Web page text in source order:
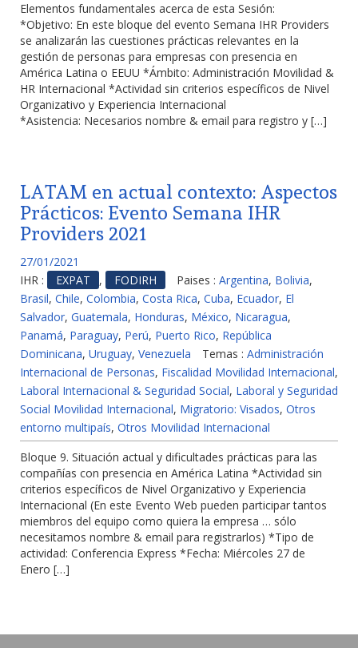
Elementos fundamentales acerca de esta Sesión:
*Objetivo: En este bloque del evento Semana IHR Providers
se analizarán las cuestiones prácticas relevantes en la
gestión de personas para empresas con presencia en
América Latina o EEUU *Ámbito: Administración Movilidad &
HR Internacional *Actividad sin criterios específicos de Nivel
Organizativo y Experiencia Internacional
*Asistencia: Necesarios nombre & email para registro y […]
LATAM en actual contexto: Aspectos
Prácticos: Evento Semana IHR
Providers 2021
27/01/2021
IHR :
EXPAT , FODIRH Paises : Argentina, Bolivia,
Brasil, Chile, Colombia, Costa Rica, Cuba, Ecuador, El
Salvador, Guatemala, Honduras, México, Nicaragua,
Panamá, Paraguay, Perú, Puerto Rico, República
Dominicana, Uruguay, Venezuela Temas : Administración
Internacional de Personas, Fiscalidad Movilidad Internacional,
Laboral Internacional & Seguridad Social, Laboral y Seguridad
Social Movilidad Internacional, Migratorio: Visados, Otros
entorno multipaís, Otros Movilidad Internacional
Bloque 9. Situación actual y dificultades prácticas para las
compañías con presencia en América Latina *Actividad sin
criterios específicos de Nivel Organizativo y Experiencia
Internacional (En este Evento Web pueden participar tantos
miembros del equipo como quiera la empresa … sólo
necesitamos nombre & email para registrarlos) *Tipo de
actividad: Conferencia Express *Fecha: Miércoles 27 de
Enero […]